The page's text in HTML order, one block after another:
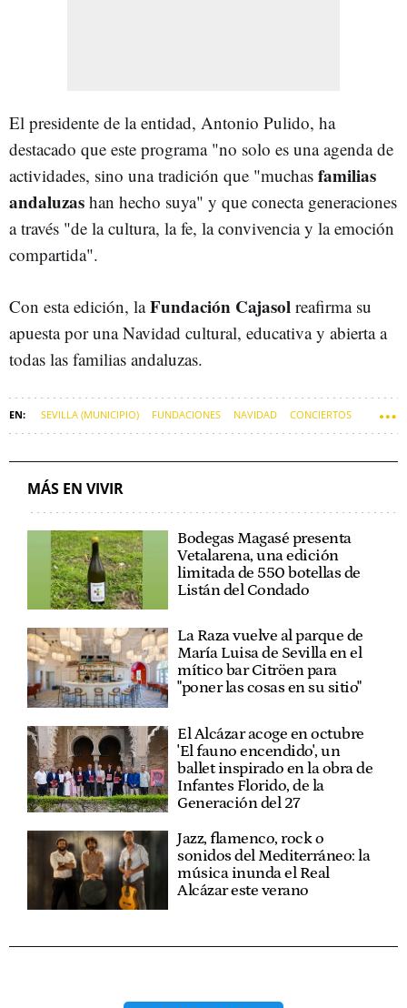
El presidente de la entidad, Antonio Pulido, ha
destacado que este programa "no solo es una agenda de
actividades, sino una tradición que "muchas familias
andaluzas han hecho suya" y que conecta generaciones
a través "de la cultura, la fe, la convivencia y la emoción
compartida".
Con esta edición, laFundación Cajasol reafirma su
apuesta por una Navidad cultural, educativa y abierta a
todas las familias andaluzas.
SEVILLA (MUNICIPIO) FUNDACIONES NAVIDAD CONCIERTOS
MÁS EN VIVIR
Bodegas Magasé presenta
Vetalarena, una edición
limitada de 550 botellas de
Listán del Condado
La Raza vuelve al parque de
María Luisa de Sevilla en el
mítico bar Citröen para
"poner las cosas en su sitio"
El Alcázar acoge en octubre
'El fauno encendido', un
ballet inspirado en la obra de
Infantes Florido, de la
Generación del 27
Jazz, flamenco, rock o
sonidos del Mediterráneo: la
música inunda el Real
Alcázar este verano